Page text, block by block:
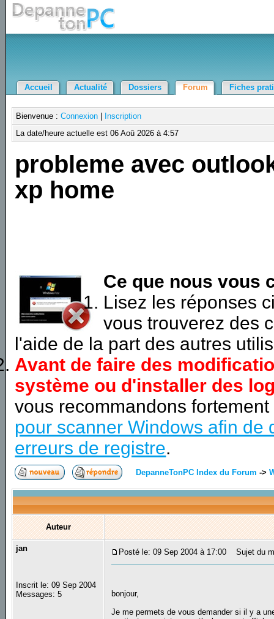
Accueil Actualité Dossiers Forum Fiches
Bienvenue :Connexion
Inscription
La date/heure actuelle est 06 Aoû 2026 à 4:57
probleme avec
xp home
Ce que nous vous
Lisez les réponses
vous trouverez des
l'aide de la part des autres
Avant de faire des
système ou d'installer des
vous recommandons
pour scanner Windows afin de
erreurs de registre.
DepanneTonPC Index du Forum ->
Auteur
jan
Inscrit le: 09 Sep 2004
Messages: 5
Posté le: 09 Sep 2004 à 17:00 Sujet du
bonjour,
Je me permets de vous demander si il y a